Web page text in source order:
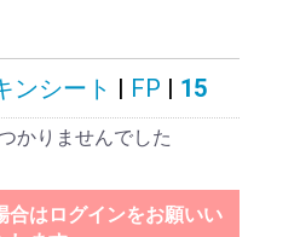
ンシート | FP | 15
かりませんでした
合はログインをお願いい